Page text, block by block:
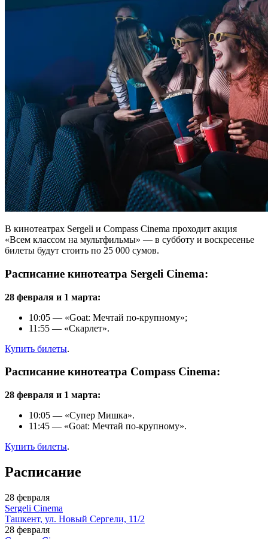
В кинотеатрах Sergeli и Compass Cinema проходит акция
«Всем классом на мультфильмы» — в субботу и воскресенье
билеты будут стоить по 25 000 сумов.
Расписание кинотеатра Sergeli Cinema:
28 февраля и 1 марта:
10:05 — «Goat: Мечтай по-крупному»;
11:55 — «Скарлет».
Купить билеты.
Расписание кинотеатра Compass Cinema:
28 февраля и 1 марта:
10:05 — «Cупер Мишка».
11:45 — «Goat: Мечтай по-крупному».
Купить билеты.
Расписание
28 февраля
Sergeli Cinema
Ташкент, ул. Новый Сергели, 11/2
28 февраля